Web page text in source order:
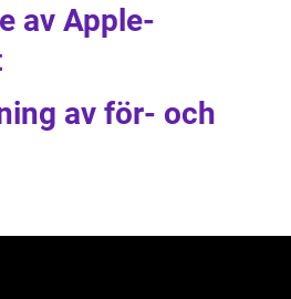
av Apple-
av för- och